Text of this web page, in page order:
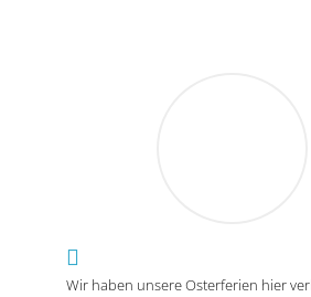
Wir haben unsere Osterferien hier